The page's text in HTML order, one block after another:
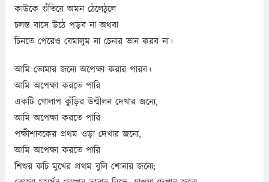
কাউকে গুঁতিয়ে অমন ঠেলেঠুলে
চলন্ত বাসে উঠে পড়ব না অথবা
চিনতে পেরেও বেমালুম না চেনার ভান করব না।
আমি তোমার জন্যে অপেক্ষা করার পারব।
আমি অপেক্ষা করতে পারি
একটি গোলাপ কুঁড়ির উন্মীলন দেখার জন্যে,
আমি অপেক্ষা করতে পারি
পক্ষীশাবকের প্রথম ওড়া দেখার জন্যে,
আমি অপেক্ষা করতে পারি
শিশুর কচি মুখের প্রথম বুলি শোনার জন্যে;